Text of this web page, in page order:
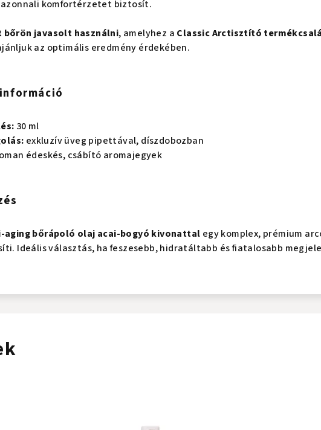
azonnali komfortérzetet biztosít.
javasolt használni, amelyhez a Classic Arctisztító
az optimális eredmény érdekében.
30 ml
exkluzív üveg pipettával, díszdobozban
édeskés, csábító aromajegyek
aging bőrápoló olaj acai-bogyó kivonattal egy komplex, prémium
Ideális választás, ha feszesebb, hidratáltabb és fiatalosabb